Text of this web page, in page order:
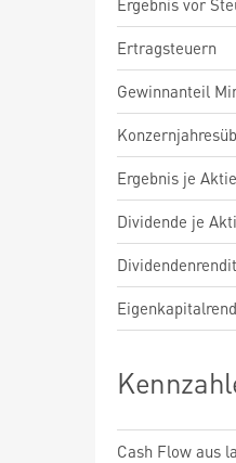
Ergebnis vor
Ertragsteuern
Gewinnanteil
Ergebnis je Aktie
Dividende je
Cash Flow aus